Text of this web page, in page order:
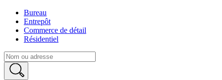
Bureau
Entrepôt
Commerce de détail
Résidentiel